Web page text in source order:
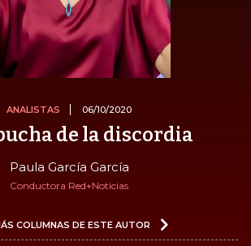
ANALISTAS 06/10/2020
de la discordia
Paula García García
Conductora Red+Noticias
COLUMNAS DE ESTE AUTOR